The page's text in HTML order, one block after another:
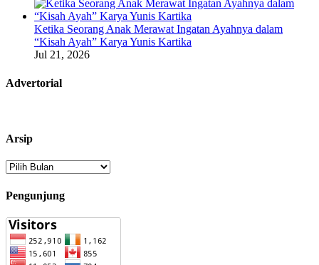
Ketika Seorang Anak Merawat Ingatan Ayahnya dalam
“Kisah Ayah” Karya Yunis Kartika
Jul 21, 2026
Advertorial
Arsip
Arsip
Pengunjung